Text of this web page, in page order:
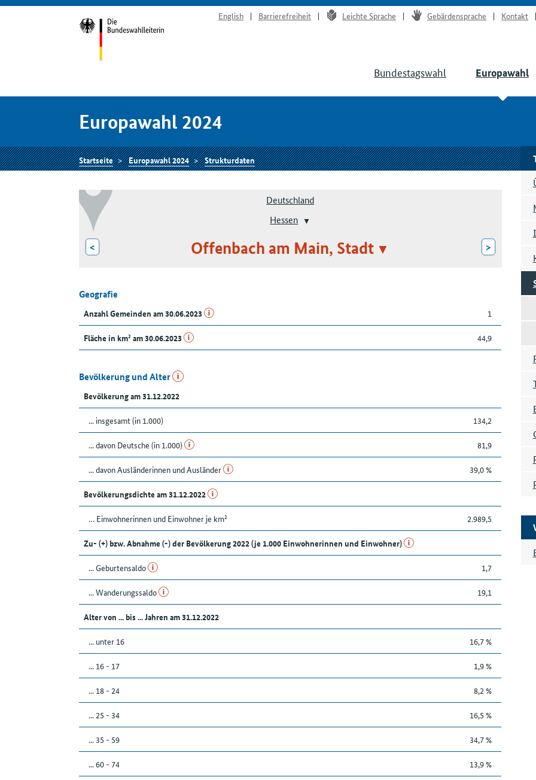
English Barrierefreiheit Leichte Sprache Gebärdensprache Kontakt
Bundestagswahl Europawahl
Europawahl 2024
Startseite Europawahl 2024 Strukturdaten
Deutschland
Hessen
< Offenbach am Main, Stadt >
Geografie
Anzahl Gemeinden am 30.06.2023 1
Fläche in km² am 30.06.2023 44,9
Bevölkerung und Alter
Bevölkerung am 31.12.2022
... insgesamt (in 1.000) 134,2
... davon Deutsche (in 1.000) 81,9
... davon Ausländerinnen und Ausländer 39,0 %
Bevölkerungsdichte am 31.12.2022
… Einwohnerinnen und Einwohner je km² 2.989,5
Zu- (+) bzw. Abnahme (-) der Bevölkerung 2022 (je 1.000 Einwohnerinnen und Einwohner)
... Geburtensaldo 1,7
... Wanderungssaldo 19,1
Alter von ... bis ... Jahren am 31.12.2022
... unter 16 16,7 %
... 16 - 17 1,9 %
... 18 - 24 8,2 %
... 25 - 34 16,5 %
... 35 - 59 34,7 %
... 60 - 74 13,9 %